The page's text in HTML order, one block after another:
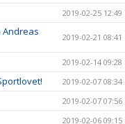
2019-02-25 12:49
Andreas
2019-02-21 08:41
2019-02-14 09:28
2019-02-07 08:34
2019-02-07 07:56
2019-02-06 09:15